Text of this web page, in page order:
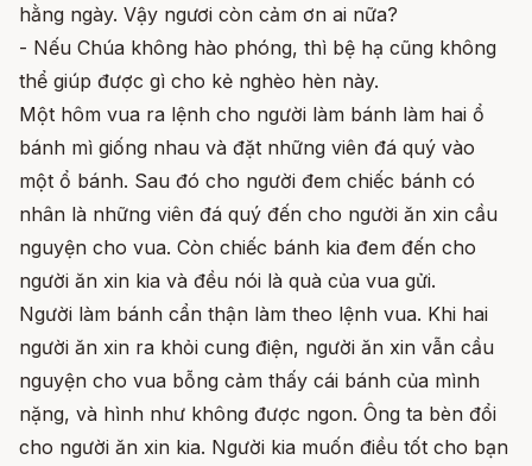
hằng ngày. Vậy ngươi còn cảm ơn ai nữa?
- Nếu Chúa không hào phóng, thì bệ hạ cũng không
thể giúp được gì cho kẻ nghèo hèn này.
Một hôm vua ra lệnh cho người làm bánh làm hai ổ
bánh mì giống nhau và đặt những viên đá quý vào
một ổ bánh. Sau đó cho người đem chiếc bánh có
nhân là những viên đá quý đến cho người ăn xin cầu
nguyện cho vua. Còn chiếc bánh kia đem đến cho
người ăn xin kia và đều nói là quà của vua gửi.
Người làm bánh cẩn thận làm theo lệnh vua. Khi hai
người ăn xin ra khỏi cung điện, người ăn xin vẫn cầu
nguyện cho vua bỗng cảm thấy cái bánh của mình
nặng, và hình như không được ngon. Ông ta bèn đổi
cho người ăn xin kia. Người kia muốn điều tốt cho bạn